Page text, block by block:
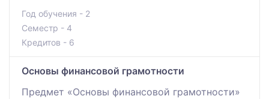
Год обучения - 2
Семестр - 4
Кредитов - 6
Основы финансовой грамотности
Предмет «Основы финансовой грамотности»